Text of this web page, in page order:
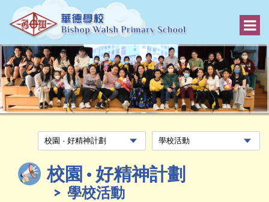
校園 · 好精神計劃
學校活動